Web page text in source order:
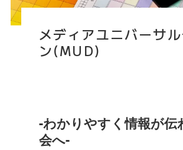
メディアユニバーサ
ン(MUD)
-わかりやすく情報が伝
会へ-